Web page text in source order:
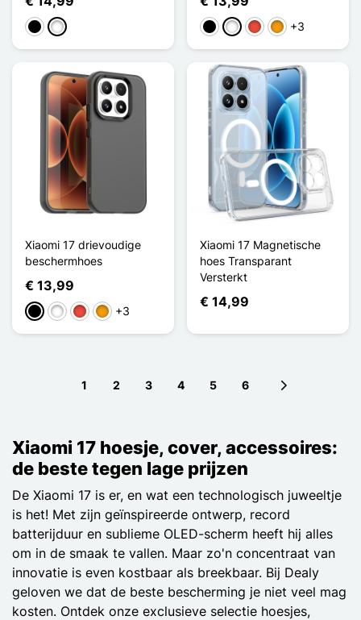
ZwartWit ZwartWit RoodOranje
+3
Xiaomi 17 drievoudige
beschermhoes
€ 13,99
ZwartWit RoodOranje
+3
Xiaomi 17 Magnetische
hoes Transparant
Versterkt
€ 14,99
1 2 3 4 5 6
Xiaomi 17 hoesje, cover, accessoires:
de beste tegen lage prijzen
De Xiaomi 17 is er, en wat een technologisch juweeltje
is het! Met zijn geïnspireerde ontwerp, record
batterijduur en sublieme OLED-scherm heeft hij alles
om in de smaak te vallen. Maar zo'n concentraat van
innovatie is even kostbaar als breekbaar. Bij Dealy
geloven we dat de beste bescherming je niet veel mag
kosten. Ontdek onze exclusieve selectie hoesjes,